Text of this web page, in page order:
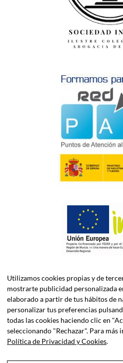
ASELEC CONSULTORES, S.L.P.
Asesoría Fiscal, Contable,
Utilizamos cookies propias y de
mostrarte publicidad personalizada
elaborado a partir de tus hábitos de
personalizar tus preferencias
todas las cookies haciendo clic en
seleccionando "Rechazar". Para
Política de Privacidad y Cookies.